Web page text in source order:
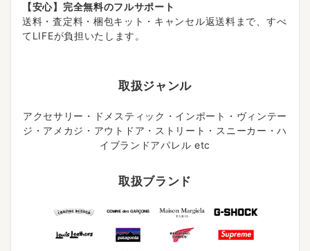
【安心】完全無料のフルサポート
送料・査定料・梱包キット・キャンセル返送料まで、すべ
てLIFEが負担いたします。
取扱ジャンル
アクセサリー・ドメスティック・インポート・ヴィンテー
ジ・アメカジ・アウトドア・ストリート・スニーカー・ハ
イブランドアパレル etc
取扱ブランド